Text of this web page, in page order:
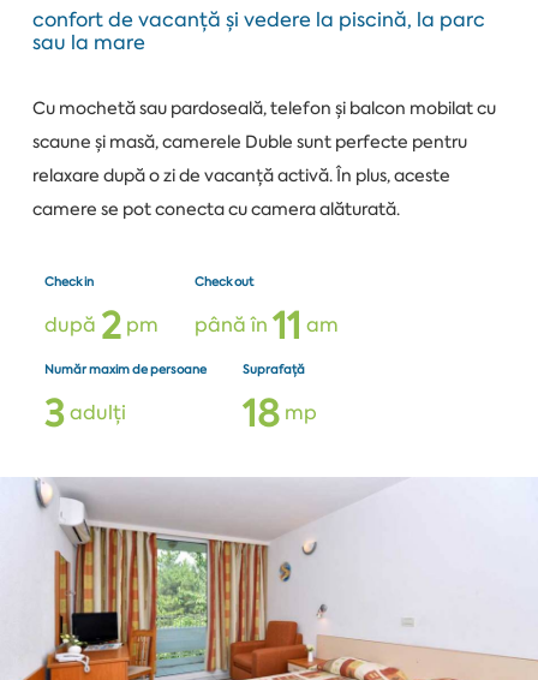
confort de vacanță și vedere la piscină, la parc
sau la mare
Cu mochetă sau pardoseală, telefon și balcon mobilat cu
scaune și masă, camerele Duble sunt perfecte pentru
relaxare după o zi de vacanță activă. În plus, aceste
camere se pot conecta cu camera alăturată.
Check in
după 2pm
Check out
până în 11 am
Număr maxim de persoane
3adulți
Suprafață
18mp